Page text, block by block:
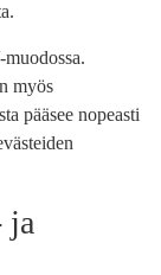
myös
pääsee nopeasti
ja